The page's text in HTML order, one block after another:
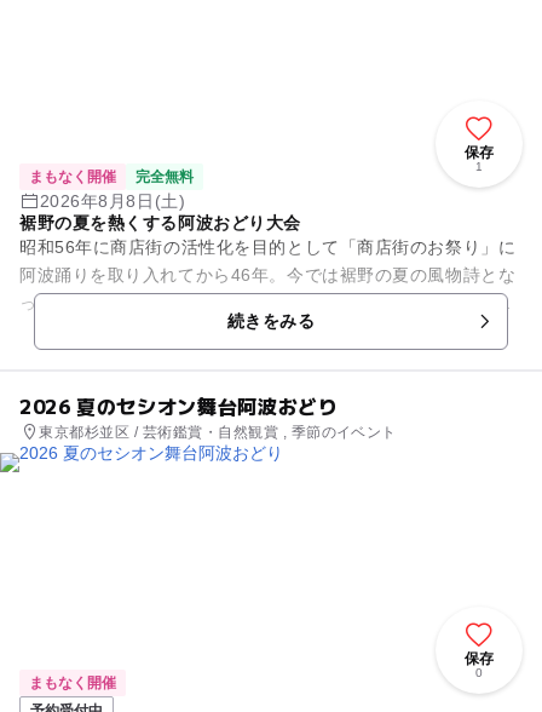
保存
1
まもなく開催 完全無料
2026年8月8日(土)
裾野の夏を熱くする阿波おどり大会
昭和56年に商店街の活性化を目的として「商店街のお祭り」に
阿波踊りを取り入れてから46年。今では裾野の夏の風物詩とな
った「富士山裾野阿波おどり」。数年前から阿波踊りだけでな
く、キッズダンスなど地...続きをみる
2026 夏のセシオン舞台阿波おどり
東京都杉並区 / 芸術鑑賞・自然観賞 , 季節のイベント
保存
0
まもなく開催